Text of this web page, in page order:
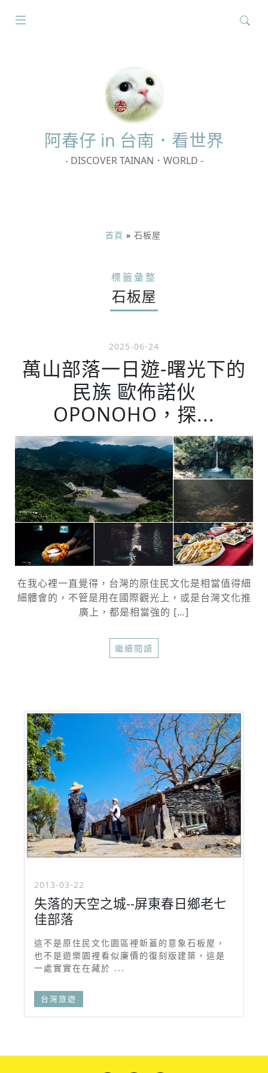
阿春仔 in 台南．看世界
- DISCOVER TAINAN．WORLD -
首頁 » 石板屋
標籤彙整
石板屋
2025-06-24
萬山部落一日遊-曙光下的
民族 歐佈諾伙
OPONOHO，探...
在我心裡一直覺得，台灣的原住民文化是相當值得細
細體會的，不管是用在國際觀光上，或是台灣文化推
廣上，都是相當強的 […]
繼續閱讀
2013-03-22
失落的天空之城--屏東春日鄉老七
佳部落
這不是原住民文化園區裡新蓋的意象石板屋，
也不是遊樂園裡看似廉價的復刻版建築，這是
一處實實在在藏於 ...
台灣旅遊